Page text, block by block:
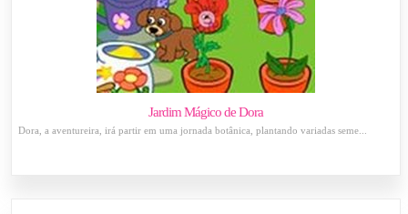
Jardim Mágico de Dora
Dora, a aventureira, irá partir em uma jornada botânica, plantando variadas seme...